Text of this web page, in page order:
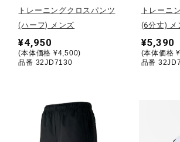
ゴルフ
バレーボール
トレーニングクロスパンツ
(ハーフ) メンズ
¥4,950
(本体価格 ¥4,500)
品番 32JD7130
トレーニ
(6分丈) メ
¥5,390
(本体価格
品番